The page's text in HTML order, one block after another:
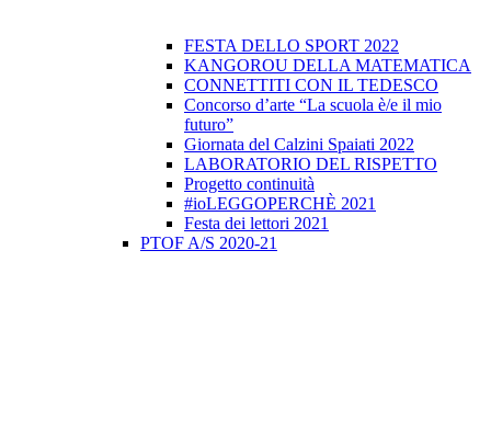
FESTA DELLO SPORT 2022
KANGOROU DELLA MATEMATICA
CONNETTITI CON IL TEDESCO
Concorso d’arte “La scuola è/e il mio
futuro”
Giornata del Calzini Spaiati 2022
LABORATORIO DEL RISPETTO
Progetto continuità
#ioLEGGOPERCHÈ 2021
Festa dei lettori 2021
PTOF A/S 2020-21